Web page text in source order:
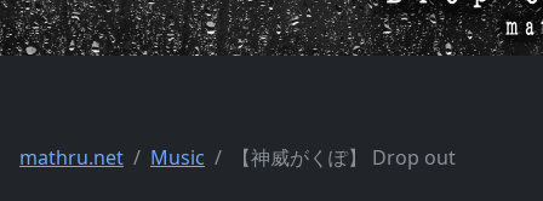
mathru.net Music 【神威がくぽ】 Drop out